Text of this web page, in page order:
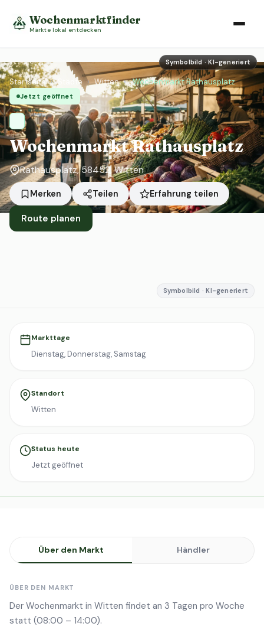
Wochenmarktfinder
Märkte lokal entdecken
Symbolbild · KI-generiert
Startseite › Städte › Witten › Wochenmarkt Rathausplatz
Jetzt geöffnet
Wochenmarkt Rathausplatz
Rathausplatz, 58452, Witten
Merken Teilen Erfahrung teilen
Route planen
Symbolbild · KI-generiert
Markttage
Dienstag, Donnerstag, Samstag
Standort
Witten
Status heute
Jetzt geöffnet
Über den Markt Händler
ÜBER DEN MARKT
Der Wochenmarkt in Witten findet an 3 Tagen pro Woche
statt (08:00 – 14:00).